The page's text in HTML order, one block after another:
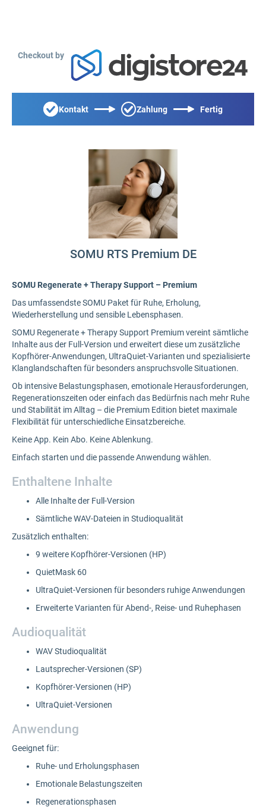
Checkout by
Kontakt Zahlung Fertig
SOMU RTS Premium DE
SOMU Regenerate + Therapy Support – Premium
Das umfassendste SOMU Paket für Ruhe, Erholung,
Wiederherstellung und sensible Lebensphasen.
SOMU Regenerate + Therapy Support Premium vereint sämtliche
Inhalte aus der Full-Version und erweitert diese um zusätzliche
Kopfhörer-Anwendungen, UltraQuiet-Varianten und spezialisierte
Klanglandschaften für besonders anspruchsvolle Situationen.
Ob intensive Belastungsphasen, emotionale Herausforderungen,
Regenerationszeiten oder einfach das Bedürfnis nach mehr Ruhe
und Stabilität im Alltag – die Premium Edition bietet maximale
Flexibilität für unterschiedliche Einsatzbereiche.
Keine App. Kein Abo. Keine Ablenkung.
Einfach starten und die passende Anwendung wählen.
Enthaltene Inhalte
Alle Inhalte der Full-Version
Sämtliche WAV-Dateien in Studioqualität
Zusätzlich enthalten:
9 weitere Kopfhörer-Versionen (HP)
QuietMask 60
UltraQuiet-Versionen für besonders ruhige Anwendungen
Erweiterte Varianten für Abend-, Reise- und Ruhephasen
Audioqualität
WAV Studioqualität
Lautsprecher-Versionen (SP)
Kopfhörer-Versionen (HP)
UltraQuiet-Versionen
Anwendung
Geeignet für:
Ruhe- und Erholungsphasen
Emotionale Belastungszeiten
Regenerationsphasen